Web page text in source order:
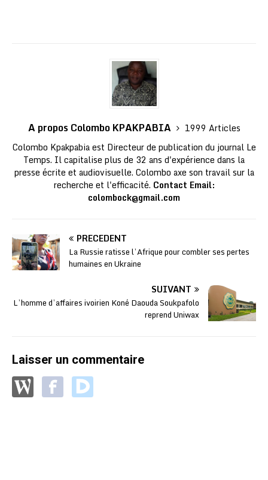
A propos Colombo KPAKPABIA
1999 Articles
Colombo Kpakpabia est Directeur de publication du journal Le
Temps. Il capitalise plus de 32 ans d'expérience dans la
presse écrite et audiovisuelle. Colombo axe son travail sur la
recherche et l'efficacité. Contact Email:
colombock@gmail.com
PRÉCÉDENT
La Russie ratisse l’Afrique pour combler ses pertes
humaines en Ukraine
SUIVANT
L’homme d’affaires ivoirien Koné Daouda Soukpafolo
reprend Uniwax
Laisser un commentaire